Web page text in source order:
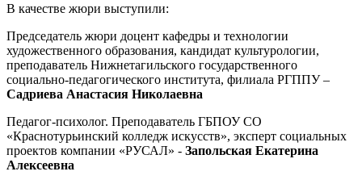
В качестве жюри выступили:
Председатель жюри доцент кафедры и технологии
художественного образования, кандидат культурологии,
преподаватель Нижнетагильского государственного
социально-педагогического института, филиала РГППУ –
Садриева Анастасия Николаевна
Педагог-психолог. Преподаватель ГБПОУ СО
«Краснотурьинский колледж искусств», эксперт социальных
проектов компании «РУСАЛ» - Запольская Екатерина
Алексеевна